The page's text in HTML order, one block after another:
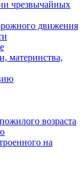
чрезвычайных
движения
материнства,
возраста
на